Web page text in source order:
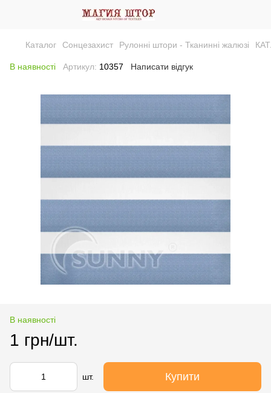
Каталог Сонцезахист Рулонні штори - Тканинні жалюзі
В наявності Артикул: 10357 Написати відгук
В наявності
1 грн/шт.
шт. Купити